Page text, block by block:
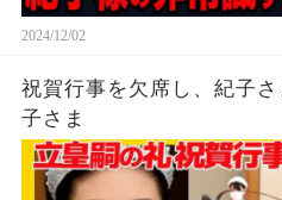
2024/12/02
祝賀行事を欠席し、紀子
子さま